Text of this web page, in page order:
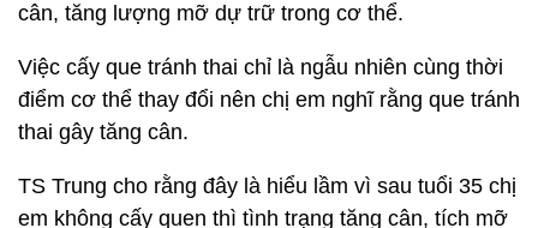
cân, tăng lượng mỡ dự trữ trong cơ thể.
Việc cấy que tránh thai chỉ là ngẫu nhiên cùng thời
điểm cơ thể thay đổi nên chị em nghĩ rằng que tránh
thai gây tăng cân.
TS Trung cho rằng đây là hiểu lầm vì sau tuổi 35 chị
em không cấy quen thì tình trạng tăng cân, tích mỡ